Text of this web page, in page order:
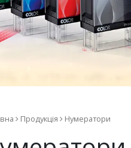
Продукція Нумератори